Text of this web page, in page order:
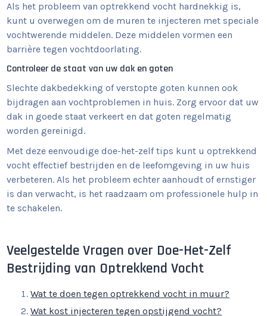
Als het probleem van optrekkend vocht hardnekkig is,
kunt u overwegen om de muren te injecteren met speciale
vochtwerende middelen. Deze middelen vormen een
barrière tegen vochtdoorlating.
Controleer de staat van uw dak en goten
Slechte dakbedekking of verstopte goten kunnen ook
bijdragen aan vochtproblemen in huis. Zorg ervoor dat uw
dak in goede staat verkeert en dat goten regelmatig
worden gereinigd.
Met deze eenvoudige doe-het-zelf tips kunt u optrekkend
vocht effectief bestrijden en de leefomgeving in uw huis
verbeteren. Als het probleem echter aanhoudt of ernstiger
is dan verwacht, is het raadzaam om professionele hulp in
te schakelen.
Veelgestelde Vragen over Doe-Het-Zelf
Bestrijding van Optrekkend Vocht
Wat te doen tegen optrekkend vocht in muur?
Wat kost injecteren tegen opstijgend vocht?